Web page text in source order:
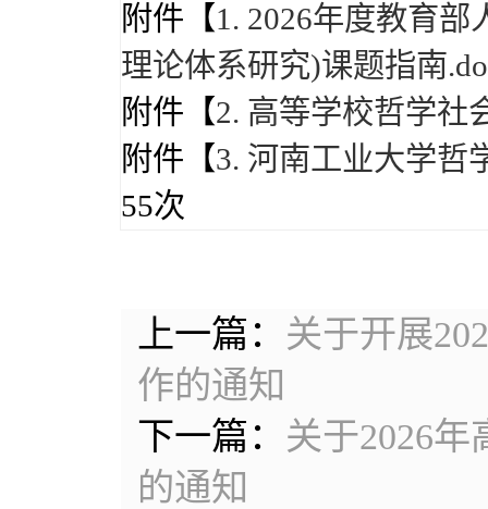
附件【1. 2026年度教育
理论体系研究)课题指南
附件【2. 高等学校哲学社
附件【3. 河南工业大学哲
55次
上一篇： 关于开展
作的通知
下一篇： 关于2026
的通知